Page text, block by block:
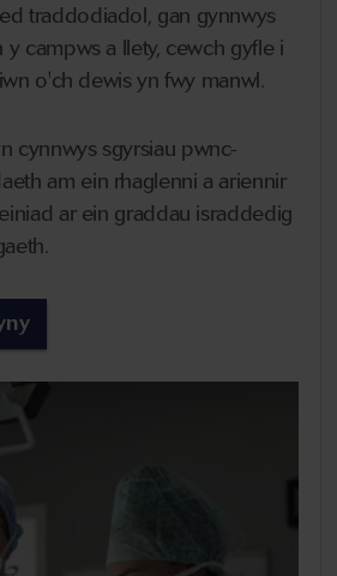
traddodiadol, gan gynnwys
campws a llety, cewch gyfle i
o'ch dewis yn fwy manwl.
cynnwys sgyrsiau pwnc-
am ein rhaglenni a ariennir
ar ein graddau israddedig